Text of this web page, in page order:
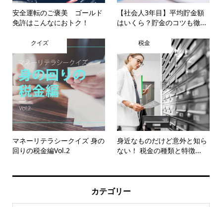
安全運転のご褒美 ゴールド
免許はこんなにおトク！
【社会人3年目】平均貯金額
はいくら？貯金のコツも徹...
クイズ
マネーリテラシークイズ 身の
回りの税金編Vol.2
税金
身近なものだけど意外と知ら
ない！ 税金の種類と特徴...
カテゴリー